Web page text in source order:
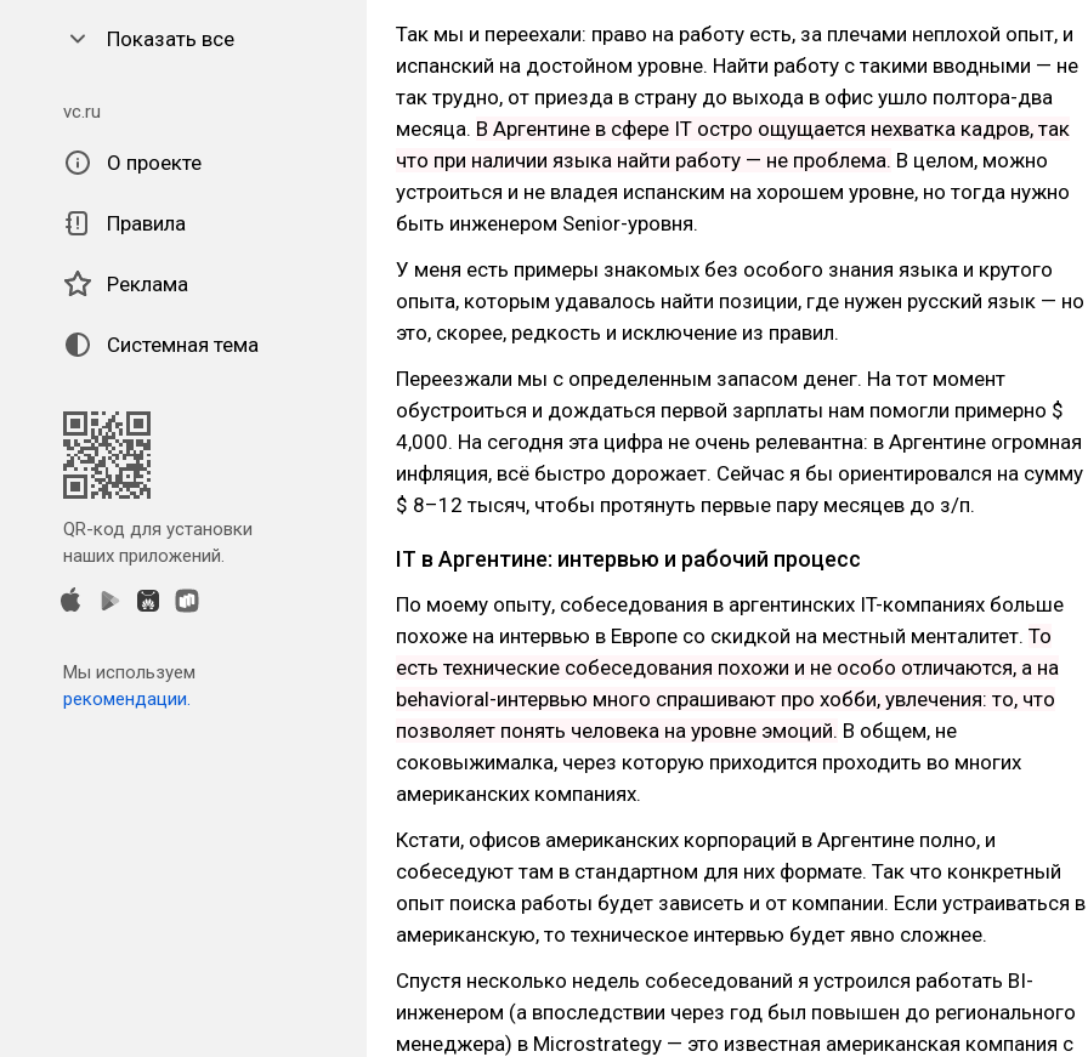
Показать все
vc.ru
О проекте
Правила
Реклама
Системная тема
QR-код для установки
наших приложений.
Мы используем
рекомендации.
Так мы и переехали: право на работу есть, за плечами неплохой опыт, и
испанский на достойном уровне. Найти работу с такими вводными — не
так трудно, от приезда в страну до выхода в офис ушло полтора-два
месяца. В Аргентине в сфере IT остро ощущается нехватка кадров, так
что при наличии языка найти работу — не проблема. В целом, можно
устроиться и не владея испанским на хорошем уровне, но тогда нужно
быть инженером Senior-уровня.
У меня есть примеры знакомых без особого знания языка и крутого
опыта, которым удавалось найти позиции, где нужен русский язык — но
это, скорее, редкость и исключение из правил.
Переезжали мы с определенным запасом денег. На тот момент
обустроиться и дождаться первой зарплаты нам помогли примерно $
4,000. На сегодня эта цифра не очень релевантна: в Аргентине огромная
инфляция, всё быстро дорожает. Сейчас я бы ориентировался на сумму
$ 8–12 тысяч, чтобы протянуть первые пару месяцев до з/п.
IT в Аргентине: интервью и рабочий процесс
По моему опыту, собеседования в аргентинских IT-компаниях больше
похоже на интервью в Европе со скидкой на местный менталитет. То
есть технические собеседования похожи и не особо отличаются, а на
behavioral-интервью много спрашивают про хобби, увлечения: то, что
позволяет понять человека на уровне эмоций. В общем, не
соковыжималка, через которую приходится проходить во многих
американских компаниях.
Кстати, офисов американских корпораций в Аргентине полно, и
собеседуют там в стандартном для них формате. Так что конкретный
опыт поиска работы будет зависеть и от компании. Если устраиваться в
американскую, то техническое интервью будет явно сложнее.
Спустя несколько недель собеседований я устроился работать BI-
инженером (а впоследствии через год был повышен до регионального
менеджера) в Microstrategy — это известная американская компания c